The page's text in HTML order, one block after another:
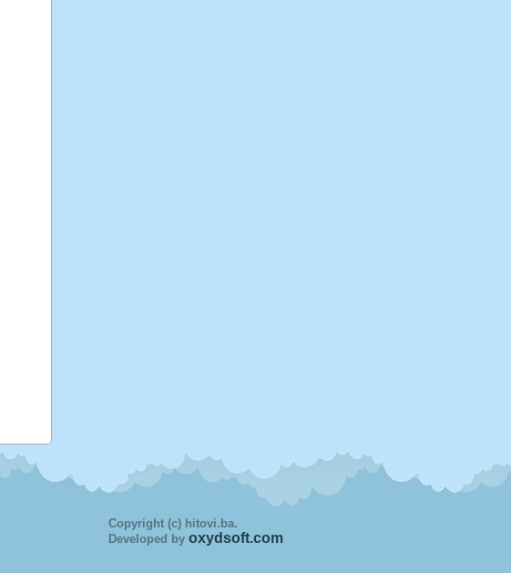
Copyright (c) hitovi.ba.
Developed by oxydsoft.com